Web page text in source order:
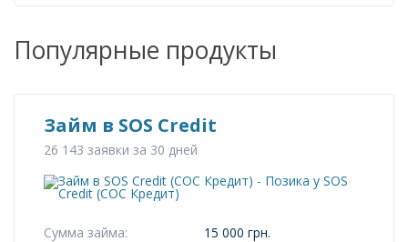
Популярные продукты
Займ в SOS Credit
26 143 заявки за 30 дней
Сумма займа:
15 000 грн.